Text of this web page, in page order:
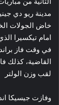
خاض الجولات
امام تيكسيرا
في وقت فاز
القاضية، كذلك
لقب وزن الولتر
وفازت جيسيكا